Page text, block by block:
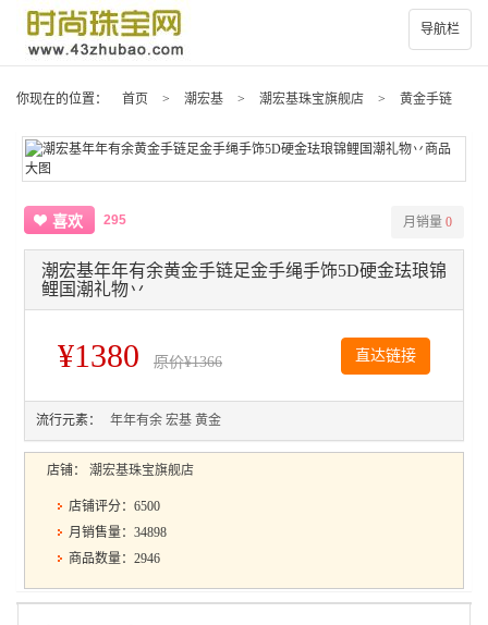
导航栏
你现在的位置： 首页 > 潮宏基 > 潮宏基珠宝旗舰店 > 黄金手链
喜欢 295 月销量 0
潮宏基年年有余黄金手链足金手绳手饰5D硬金珐琅锦
鲤国潮礼物丷
¥1380 原价¥1366 直达链接
流行元素： 年年有余 宏基 黄金
店铺： 潮宏基珠宝旗舰店
店铺评分：6500
月销售量：34898
商品数量：2946